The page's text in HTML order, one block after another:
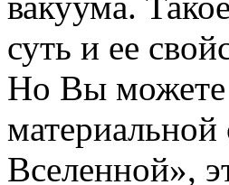
суть и ее
Но Вы можете
Вселенной»,